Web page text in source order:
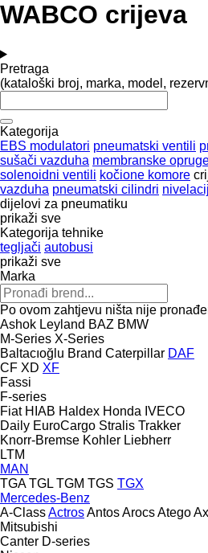
WABCO crijeva
Pretraga
(kataloški broj, marka, model,
Kategorija
EBS modulatori pneumatski ventili
sušači vazduha membranske
solenoidni ventili kočione komore
vazduha pneumatski cilindri
dijelovi za pneumatiku
prikaži sve
Kategorija tehnike
tegljači autobusi
prikaži sve
Marka
Po ovom zahtjevu ništa nije
Ashok Leyland BAZ BMW
M-Series X-Series
Baltacıoğlu Brand Caterpillar DAF
CF XD XF
Fassi
F-series
Fiat HIAB Haldex Honda IVECO
Daily EuroCargo Stralis Trakker
Knorr-Bremse Kohler Liebherr
LTM
MAN
TGA TGL TGM TGS TGX
Mercedes-Benz
A-ClassActrosAntosArocsAtego
Mitsubishi
Canter D-series